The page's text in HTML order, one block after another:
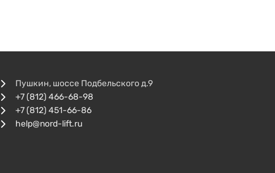
Пушкин, шоссе Подбельского д.9
+7 (812) 466-68-98
+7 (812) 451-66-86
help@nord-lift.ru